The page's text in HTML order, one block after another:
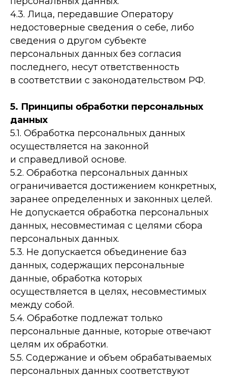
4.3. Лица, передавшие Оператору
недостоверные сведения о себе, либо
сведения о другом субъекте
персональных данных без согласия
последнего, несут ответственность
в соответствии с законодательством РФ.
5. Принципы обработки персональных
данных
5.1. Обработка персональных данных
осуществляется на законной
и справедливой основе.
5.2. Обработка персональных данных
ограничивается достижением конкретных,
заранее определенных и законных целей.
Не допускается обработка персональных
данных, несовместимая с целями сбора
персональных данных.
5.3. Не допускается объединение баз
данных, содержащих персональные
данные, обработка которых
осуществляется в целях, несовместимых
между собой.
5.4. Обработке подлежат только
персональные данные, которые отвечают
целям их обработки.
5.5. Содержание и объем обрабатываемых
персональных данных соответствуют